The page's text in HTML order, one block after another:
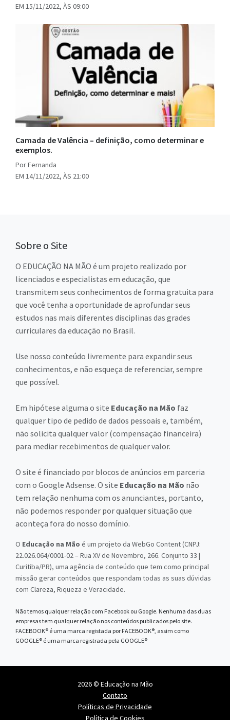
EM 15/11/2022, ÀS 09:00
Camada de Valência – definição, como determinar e
exemplos.
Por Fernanda
EM 14/11/2022, ÀS 21:00
Sobre o Site
O EDUCAÇÃO NA MÃO é um projeto realizado por
licenciados e especialistas em educação, que
transmitem seus conhecimentos de forma gratuita para
que você tenha a oportunidade de aprofundar seus
estudos nas mais diferentes disciplinas das grades
curriculares da educação no Brasil.
Use nosso conteúdo livremente para expandir seus
conhecimentos, e não esqueça de referenciar, sempre
que possível.
Em hipótese alguma o site Educação na Mão faz
qualquer tipo de pedido de dados pessoais e, também,
não solicita qualquer valor (compensação financeira)
para mediar recebimentos de qualquer valor.
O site é financiado por blocos de anúncios em parceria
com o Google Adsense. O site Educação na Mão não
tem relação nenhuma com os anunciantes, portanto,
não podemos responder por qualquer situação que
aconteça fora do nosso domínio.
O Educação na Mão é um projeto da WebGo Content (CNPJ:
22.026.064/0001-02 – Rua XV de Novembro, 266. Conjunto 33 |
Curitiba/PR), uma agência de conteúdo que tem como principal
missão gerar conteúdos que respondam todas as suas dúvidas
com Clareza, Riqueza e Veracidade.
Não temos qualquer relação com Facebook ou Google. Nenhuma das duas
empresas tem qualquer relação nos conteúdos publicados pelo site.
FACEBOOK® é uma marca registada por FACEBOOK®, assim como
GOOGLE® é uma marca registrada pela GOOGLE®
2026 © Educação na Mão
Contato
Políticas de Privacidade
Política de Cookies